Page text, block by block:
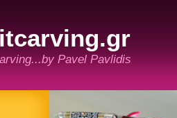
Pavel Pavlidis